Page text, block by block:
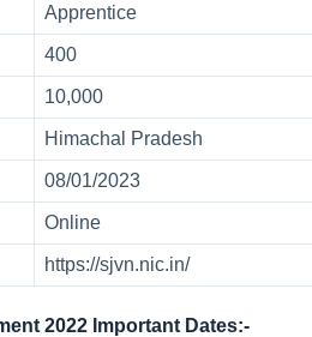
Apprentice
400
10,000
Himachal Pradesh
08/01/2023
Online
https://sjvn.nic.in/
2022 Important Dates:-